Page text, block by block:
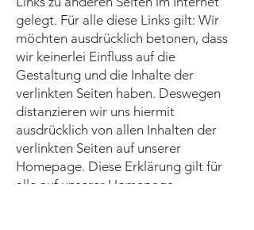
gelegt. Für alle diese Links gilt: Wir
möchten ausdrücklich betonen, dass
wir keinerlei Einfluss auf die
Gestaltung und die Inhalte der
verlinkten Seiten haben. Deswegen
distanzieren wir uns hiermit
ausdrücklich von allen Inhalten der
verlinkten Seiten auf unserer
Homepage. Diese Erklärung gilt für
alle auf unserer Homepage